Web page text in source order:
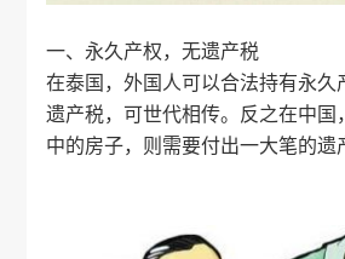
一、永久产权，无遗产税
在泰国，外国人可以合法持有永久
遗产税，可世代相传。反之在中国
中的房子，则需要付出一大笔的遗